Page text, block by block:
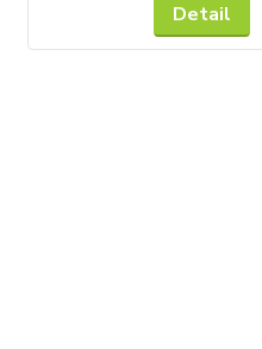
Detail